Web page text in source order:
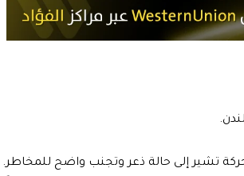
تشير إلى حالة ذعر وتجنب واضح للمخاطر.